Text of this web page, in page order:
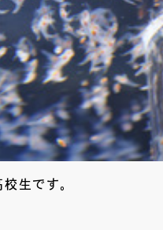
生です。